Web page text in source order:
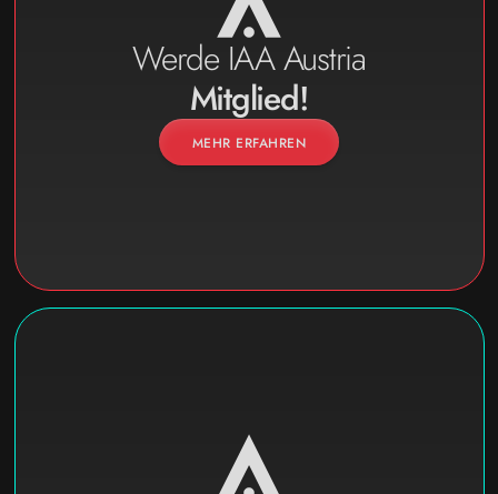
Werde IAA Austria
Mitglied!
MEHR ERFAHREN